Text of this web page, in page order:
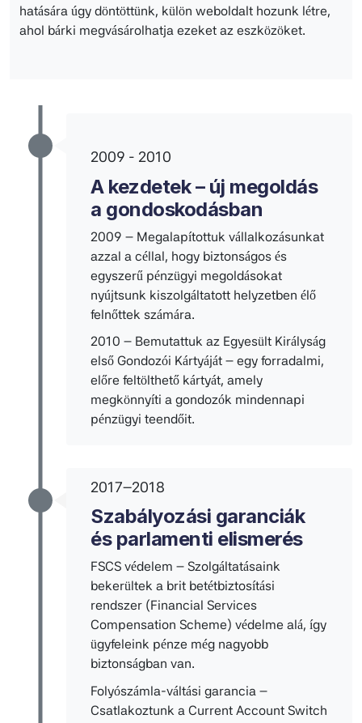
hatására úgy döntöttünk, külön weboldalt hozunk létre,
ahol bárki megvásárolhatja ezeket az eszközöket.
2009 - 2010
A kezdetek – új megoldás
a gondoskodásban
2009 – Megalapítottuk vállalkozásunkat
azzal a céllal, hogy biztonságos és
egyszerű pénzügyi megoldásokat
nyújtsunk kiszolgáltatott helyzetben élő
felnőttek számára.
2010 – Bemutattuk az Egyesült Királyság
első Gondozói Kártyáját – egy forradalmi,
előre feltölthető kártyát, amely
megkönnyíti a gondozók mindennapi
pénzügyi teendőit.
2017–2018
Szabályozási garanciák
és parlamenti elismerés
FSCS védelem – Szolgáltatásaink
bekerültek a brit betétbiztosítási
rendszer (Financial Services
Compensation Scheme) védelme alá, így
ügyfeleink pénze még nagyobb
biztonságban van.
Folyószámla-váltási garancia –
Csatlakoztunk a Current Account Switch